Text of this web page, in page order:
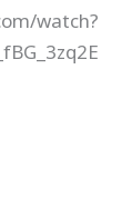
watch?